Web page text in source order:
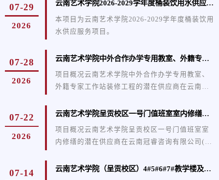
07-29
2026
云南艺术学院2026-2029学年度桶装饮用水供应服务项目竞争性磋商公告
本项目为云南艺术学院2026-2029学年度桶装饮用
水供应服务项目。
07-28
2026
云南艺术学院中外合作办学专用教室、外籍专家工作站装修工程竞争性磋商公告
项目概况云南艺术学院中外合作办学专用教室、
外籍专家工作站装修工程的潜在供应商在云南冠
塔32层3201号)或yngrzx02@126.com邮箱获取采
编号：GR26A159QGC00202.项目名称：云南艺
装修工程3.采购方式：竞争性磋商4.预算金额：
07-22
2026
云南艺术学院呈贡校区一号门值班室室内修缮竞争性磋商公告
项目概况云南艺术学院呈贡校区一号门值班室室
内修缮的潜在供应商在云南冠睿咨询有限公司(云
yngrzx02@126.com邮箱获取采购文件，并于
07-14 云南艺术学院（呈贡校区）4#5#6#7#教学楼及体育馆使用功能提升项目 成交结果公告